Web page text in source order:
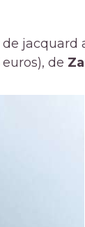
jacquard
de